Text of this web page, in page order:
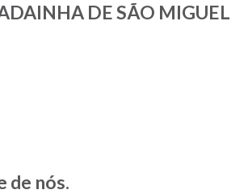
DE SÃO MIGUEL
de nós.